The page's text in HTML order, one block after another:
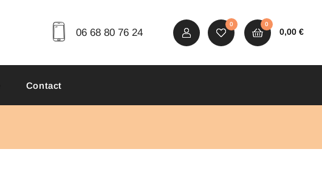
06 68 80 76 24
0 0
0,00 €
Contact